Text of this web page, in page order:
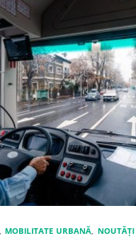
MOBILITATE URBANĂ NOUTĂȚI